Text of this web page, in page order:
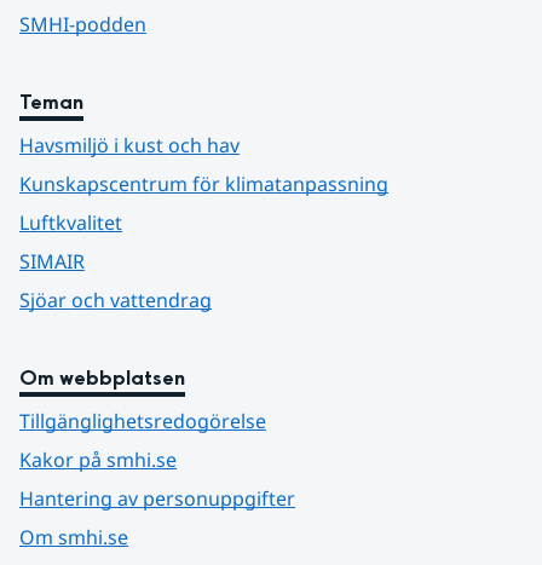
SMHI-podden
Teman
Havsmiljö i kust och hav
Kunskapscentrum för klimatanpassning
Luftkvalitet
SIMAIR
Sjöar och vattendrag
Om webbplatsen
Tillgänglighetsredogörelse
Kakor på smhi.se
Hantering av personuppgifter
Om smhi.se